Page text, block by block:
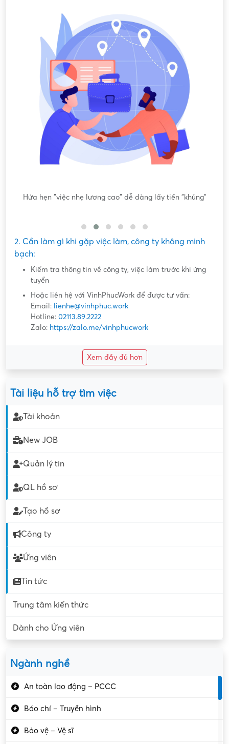
Hứa hẹn "việc nhẹ lương cao" dễ dàng lấy tiền "khủng"
2. Cần làm gì khi gặp việc làm, công ty không minh
bạch:
Kiểm tra thông tin về công ty, việc làm trước khi ứng
tuyển
Hoặc liên hệ với VinhPhucWork để được tư vấn:
Email: lienhe@vinhphuc.work
Hotline: 02113.89.2222
Zalo: https://zalo.me/vinhphucwork
Xem đầy đủ hơn
Tài liệu hỗ trợ tìm việc
Tài khoản
New JOB
Quản lý tin
QL hồ sơ
Tạo hồ sơ
Công ty
Ứng viên
Tin tức
Trung tâm kiến thức
Dành cho Ứng viên
Ngành nghề
An toàn lao động – PCCC
Báo chí – Truyền hình
Bảo vệ – Vệ sĩ